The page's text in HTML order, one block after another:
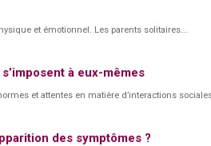
et émotionnel. Les parents solitaires...
à eux-mêmes
et attentes en matière d’interactions
des symptômes ?